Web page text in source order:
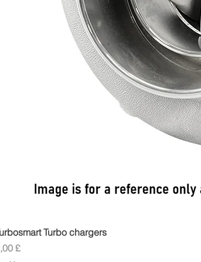
Turbo chargers
£